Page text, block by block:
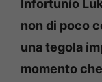
Infortunio
non di poco
una tegola
momento